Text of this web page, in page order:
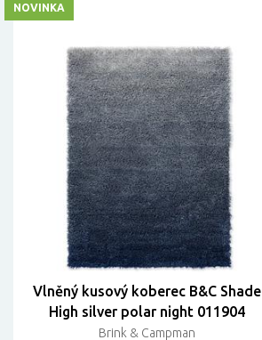
Vlněný kusový koberec B&C Shade
High silver polar night 011904
Brink & Campman
NOVINKA